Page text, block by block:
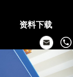
资料下载